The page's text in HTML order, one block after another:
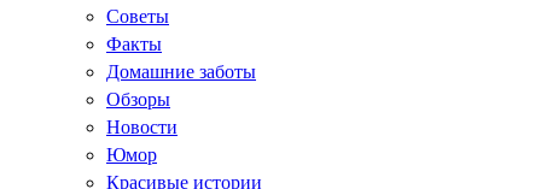
Советы
Факты
Домашние заботы
Обзоры
Новости
Юмор
Красивые истории